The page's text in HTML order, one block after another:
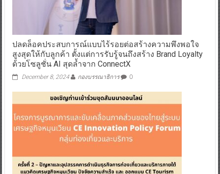
ปลดล็อคประสบการณ์แบบไร้รอยต่อสร้างความพึงพอใจ
สูงสุดให้กับลูกค้า ตั้งแต่การรับรู้จนถึงสร้าง Brand Loyalty
ด้วยโซลูชั่น AI สุดล้ำจาก ConnectX
December 8, 2024 กองบรรณาธิการ 0